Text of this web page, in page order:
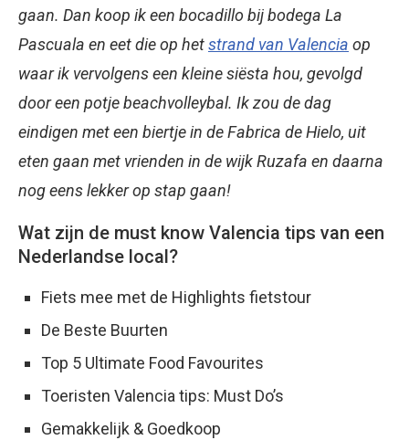
gaan. Dan koop ik een bocadillo bij bodega La
Pascuala en eet die op hetstrand van Valencia op
waar ik vervolgens een kleine siësta hou, gevolgd
door een potje beachvolleybal. Ik zou de dag
eindigen met een biertje in de Fabrica de Hielo, uit
eten gaan met vrienden in de wijk Ruzafa en daarna
nog eens lekker op stap gaan!
Wat zijn de must know Valencia tips van een
Nederlandse local?
Fiets mee met de Highlights fietstour
De Beste Buurten
Top 5 Ultimate Food Favourites
Toeristen Valencia tips: Must Do’s
Gemakkelijk & Goedkoop